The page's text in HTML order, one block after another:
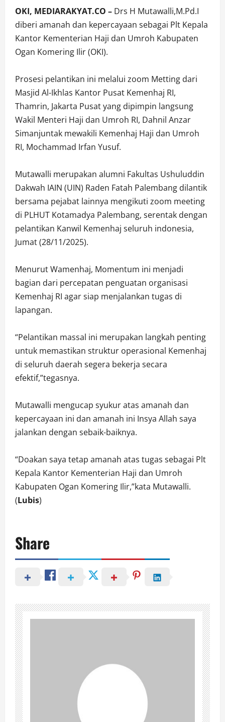
OKI, MEDIARAKYAT.CO – Drs H Mutawalli,M.Pd.I
diberi amanah dan kepercayaan sebagai Plt Kepala
Kantor Kementerian Haji dan Umroh Kabupaten
Ogan Komering Ilir (OKI).
Prosesi pelantikan ini melalui zoom Metting dari
Masjid Al-Ikhlas Kantor Pusat Kemenhaj RI,
Thamrin, Jakarta Pusat yang dipimpin langsung
Wakil Menteri Haji dan Umroh RI, Dahnil Anzar
Simanjuntak mewakili Kemenhaj Haji dan Umroh
RI, Mochammad Irfan Yusuf.
Mutawalli merupakan alumni Fakultas Ushuluddin
Dakwah IAIN (UIN) Raden Fatah Palembang dilantik
bersama pejabat lainnya mengikuti zoom meeting
di PLHUT Kotamadya Palembang, serentak dengan
pelantikan Kanwil Kemenhaj seluruh indonesia,
Jumat (28/11/2025).
Menurut Wamenhaj, Momentum ini menjadi
bagian dari percepatan penguatan organisasi
Kemenhaj RI agar siap menjalankan tugas di
lapangan.
“Pelantikan massal ini merupakan langkah penting
untuk memastikan struktur operasional Kemenhaj
di seluruh daerah segera bekerja secara
efektif,”tegasnya.
Mutawalli mengucap syukur atas amanah dan
kepercayaan ini dan amanah ini Insya Allah saya
jalankan dengan sebaik-baiknya.
“Doakan saya tetap amanah atas tugas sebagai Plt
Kepala Kantor Kementerian Haji dan Umroh
Kabupaten Ogan Komering Ilir,”kata Mutawalli.
(Lubis)
Share